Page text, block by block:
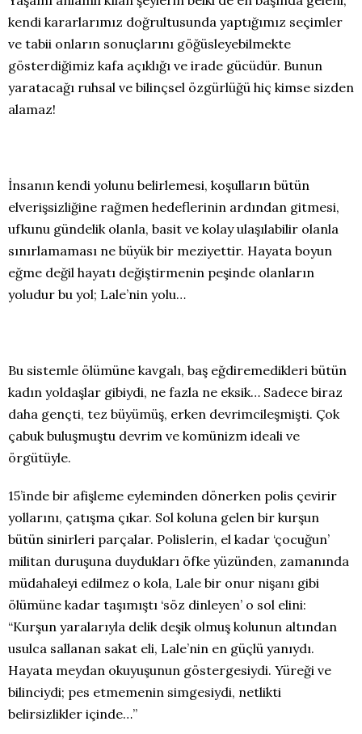
kendi kararlarımız doğrultusunda yaptığımız seçimler
ve tabii onların sonuçlarını göğüsleyebilmekte
gösterdiğimiz kafa açıklığı ve irade gücüdür. Bunun
yaratacağı ruhsal ve bilinçsel özgürlüğü hiç kimse sizden
alamaz!
İnsanın kendi yolunu belirlemesi, koşulların bütün
elverişsizliğine rağmen hedeflerinin ardından gitmesi,
ufkunu gündelik olanla, basit ve kolay ulaşılabilir olanla
sınırlamaması ne büyük bir meziyettir. Hayata boyun
eğme değil hayatı değiştirmenin peşinde olanların
yoludur bu yol; Lale’nin yolu…
Bu sistemle ölümüne kavgalı, baş eğdiremedikleri bütün
kadın yoldaşlar gibiydi, ne fazla ne eksik… Sadece biraz
daha gençti, tez büyümüş, erken devrimcileşmişti. Çok
çabuk buluşmuştu devrim ve komünizm ideali ve
örgütüyle.
15’inde bir afişleme eyleminden dönerken polis çevirir
yollarını, çatışma çıkar. Sol koluna gelen bir kurşun
bütün sinirleri parçalar. Polislerin, el kadar ‘çocuğun’
militan duruşuna duydukları öfke yüzünden, zamanında
müdahaleyi edilmez o kola, Lale bir onur nişanı gibi
ölümüne kadar taşımıştı ‘söz dinleyen’ o sol elini:
“Kurşun yaralarıyla delik deşik olmuş kolunun altından
usulca sallanan sakat eli, Lale’nin en güçlü yanıydı.
Hayata meydan okuyuşunun göstergesiydi. Yüreği ve
bilinciydi; pes etmemenin simgesiydi, netlikti
belirsizlikler içinde…”